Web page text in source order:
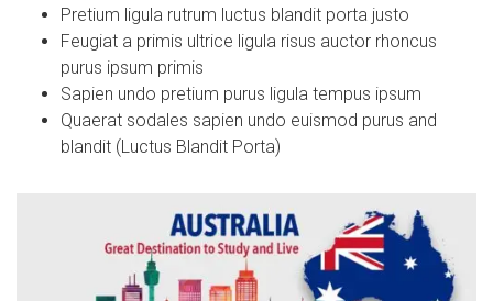
Pretium ligula rutrum luctus blandit porta justo
Feugiat a primis ultrice ligula risus auctor rhoncus
purus ipsum primis
Sapien undo pretium purus ligula tempus ipsum
Quaerat sodales sapien undo euismod purus and
blandit (Luctus Blandit Porta)